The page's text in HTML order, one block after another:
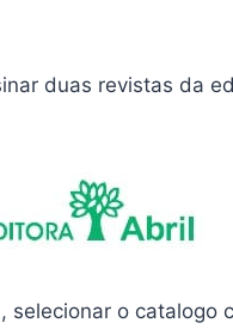
duas revistas da
selecionar o catalogo